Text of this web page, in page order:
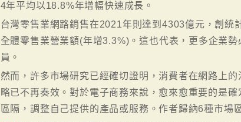
4年平均以18.8%年增幅快速成長。
台灣零售業網路銷售在2021年則達到4303億元，創統
全體零售業營業額(年增3.3%)。這也代表，更多企業
員。
然而，許多市場研究已經確切證明，消費者在網路上
略已不再奏效。對於電子商務來說，愈來愈重要的是
區隔，調整自己提供的產品或服務。作者歸納6種市場